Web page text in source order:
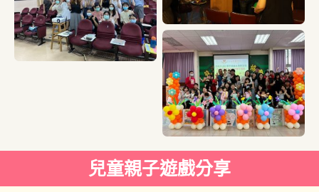
兒童親子遊戲分享